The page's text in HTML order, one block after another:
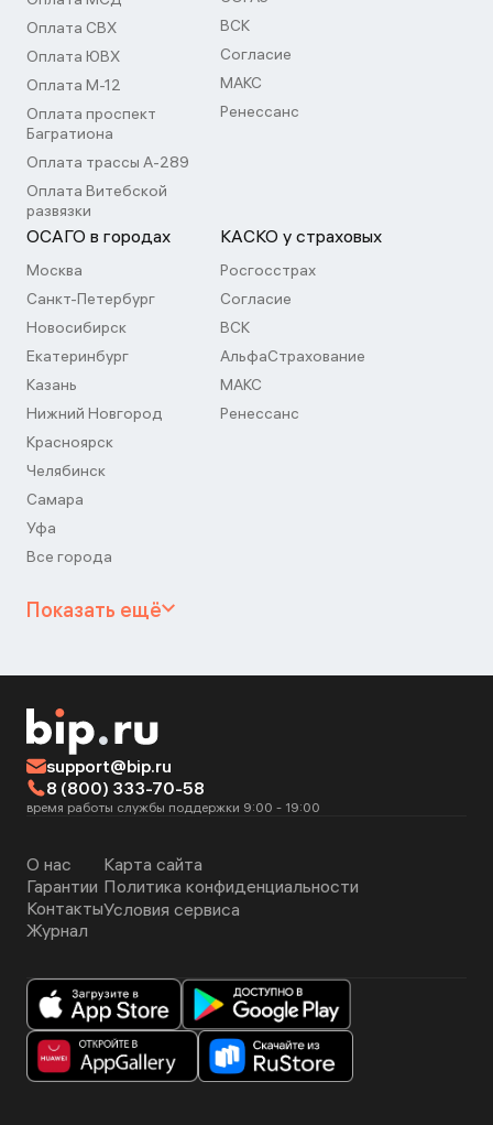
Оплата СВХ
Оплата ЮВХ
Оплата М-12
Оплата проспект
Багратиона
Оплата трассы А-289
Оплата Витебской
развязки
ВСК
Согласие
МАКС
Ренессанс
ОСАГО в городах
Москва
Санкт-Петербург
Новосибирск
Екатеринбург
Казань
Нижний Новгород
Красноярск
Челябинск
Самара
Уфа
Все города
КАСКО у страховых
Росгосстрах
Согласие
ВСК
АльфаСтрахование
МАКС
Ренессанс
Показать ещё
support@bip.ru
8 (800) 333-70-58
время работы службы поддержки 9:00 - 19:00
О нас
Гарантии
Контакты
Журнал
Карта сайта
Политика конфиденциальности
Условия сервиса